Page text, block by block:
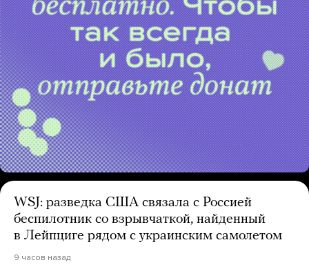
WSJ: разведка США связала с Россией
беспилотник со взрывчаткой, найденный
в Лейпциге рядом с украинским самолетом
9 часов назад